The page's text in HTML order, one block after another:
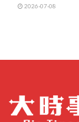
2026-07-08